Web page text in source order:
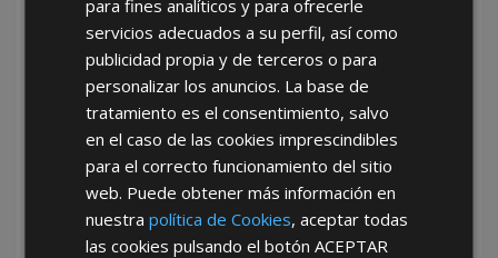
He leído y acepto laPolítica de Privacidad
*Abstenerse particulares, sólo venta a tiendas y empresas minoristas y
mayoristas.
para fines analíticos y para ofrecerle
servicios adecuados a su perfil, así como
publicidad propia y de terceros o para
personalizar los anuncios. La base de
tratamiento es el consentimiento, salvo
en el caso de las cookies imprescindibles
para el correcto funcionamiento del sitio
web. Puede obtener más información en
nuestrapolítica de Cookies, aceptar todas
las cookies pulsando el botónACEPTAR